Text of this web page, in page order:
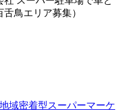
鳥エリア募集）
域密着型スーパーマーケ